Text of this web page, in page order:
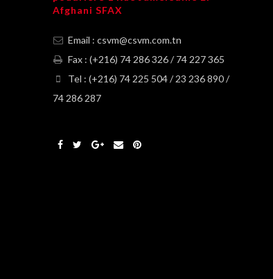
Afghani SFAX
Email : csvm@csvm.com.tn
Fax : (+216) 74 286 326 / 74 227 365
Tel : (+216) 74 225 504 / 23 236 890 /
74 286 287